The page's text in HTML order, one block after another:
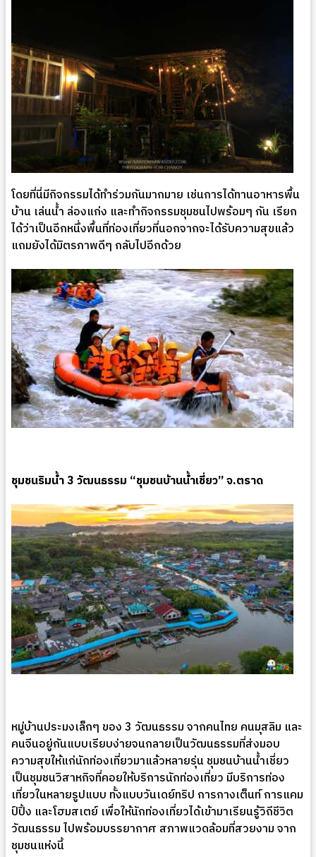
โดยที่นี่มีกิจกรรมได้ทำร่วมกันมากมาย เช่นการได้ทานอาหารพื้น
บ้าน เล่นน้ำ ล่องแก่ง และทำกิจกรรมชุมชนไปพร้อมๆ กัน เรียก
ได้ว่าเป็นอีกหนึ่งพื้นที่ท่องเที่ยวที่นอกจากจะได้รับความสุขแล้ว
แถมยังได้มิตรภาพดีๆ กลับไปอีกด้วย
ชุมชนริมน้ำ 3 วัฒนธรรม “ชุมชนบ้านน้ำเชี่ยว” จ.ตราด
หมู่บ้านประมงเล็กๆ ของ 3 วัฒนธรรม จากคนไทย คนมุสลิม และ
คนจีนอยู่กันแบบเรียบง่ายจนกลายเป็นวัฒนธรรมที่ส่งมอบ
ความสุขให้แก่นักท่องเที่ยวมาแล้วหลายรุ่น ชุมชนบ้านน้ำเชี่ยว
เป็นชุมชนวิสาหกิจที่คอยให้บริการนักท่องเที่ยว มีบริการท่อง
เที่ยวในหลายรูปแบบ ทั้งแบบวันเดย์ทริป การกางเต็นท์ การแคม
ป์ปิ้ง และโฮมสเตย์ เพื่อให้นักท่องเที่ยวได้เข้ามาเรียนรู้วิถีชีวิต
วัฒนธรรม ไปพร้อมบรรยากาศ สภาพแวดล้อมที่สวยงาม จาก
ชุมชนแห่งนี้